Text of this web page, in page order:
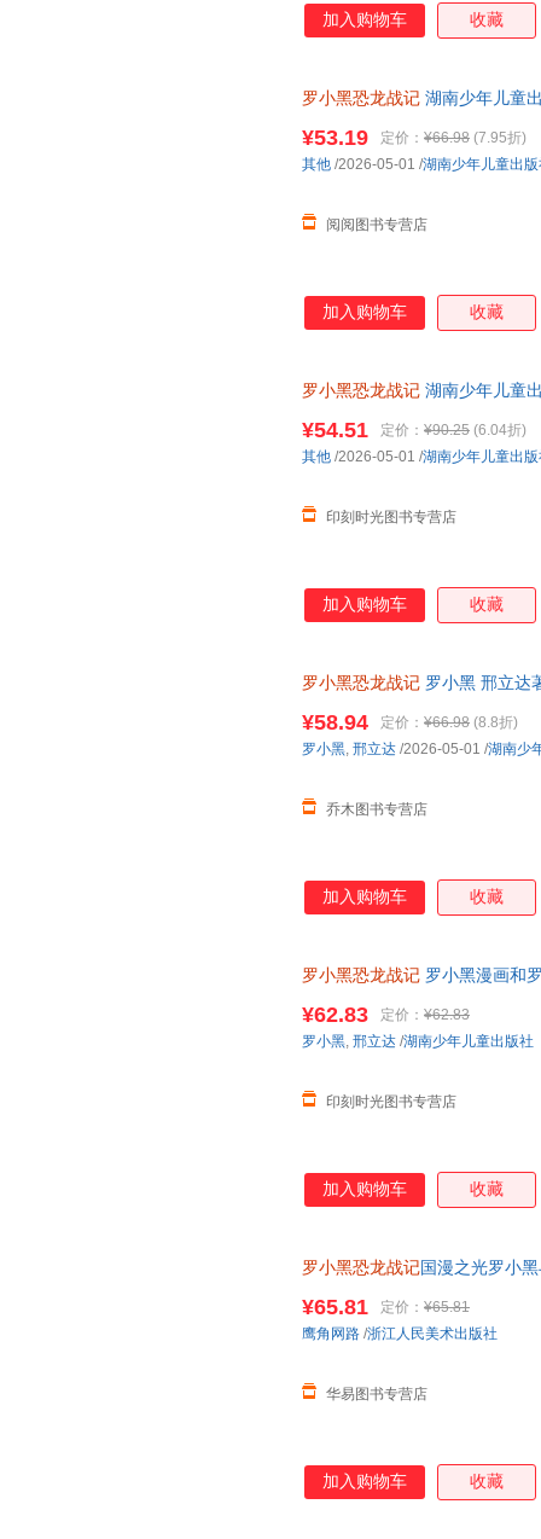
加入购物车 收藏
罗小黑恐龙战记 湖南少年儿童
¥53.19 定价： ¥66.98 (7.95折)
阅阅图书专营店
其他 /2026-05-01 /湖南少年儿童出
加入购物车 收藏
罗小黑恐龙战记 湖南少年儿童
¥54.51 定价： ¥90.25 (6.04折)
印刻时光图书专营店
其他 /2026-05-01 /湖南少年儿童出
加入购物车 收藏
罗小黑恐龙战记 罗小黑 邢立达
¥58.94 定价： ¥66.98 (8.8折)
乔木图书专营店
罗小黑, 邢立达 /2026-05-01 /湖南少
加入购物车 收藏
罗小黑恐龙战记 罗小黑漫画和
¥62.83 定价： ¥62.83
印刻时光图书专营店
罗小黑, 邢立达 /湖南少年儿童出版社
加入购物车 收藏
罗小黑恐龙战记 国漫之光罗小
¥65.81 定价： ¥65.81
华易图书专营店
鹰角网路 /浙江人民美术出版社
加入购物车 收藏